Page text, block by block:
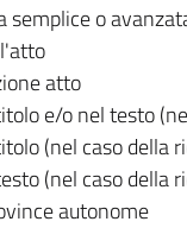
semplice o
atto
e/o nel testo
(nel caso della
(nel caso della
autonome